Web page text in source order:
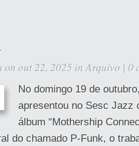
on out 22, 2025 inArquivo | 0
No domingo 19 de
apresentou no Sesc Jazz
álbum “Mothership
do chamado P-Funk, o